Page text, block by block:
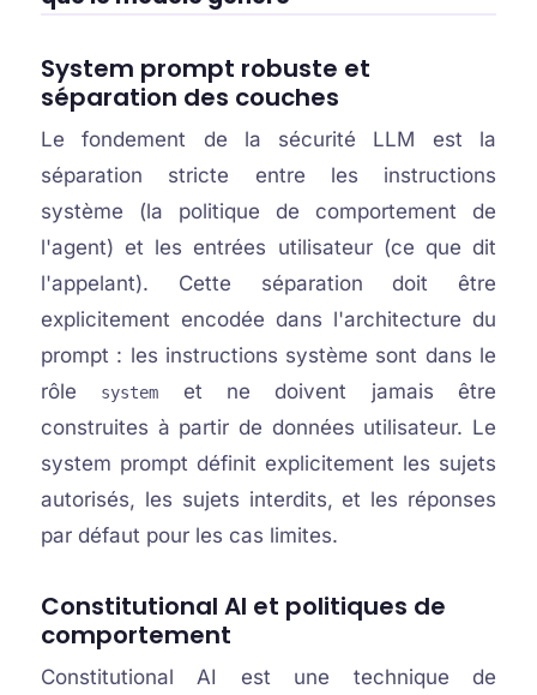
System prompt robuste et
séparation des couches
Le fondement de la sécurité LLM est la
séparation stricte entre les instructions
système (la politique de comportement de
l'agent) et les entrées utilisateur (ce que dit
l'appelant). Cette séparation doit être
explicitement encodée dans l'architecture du
prompt : les instructions système sont dans le
rôle
system
et ne doivent jamais être
construites à partir de données utilisateur. Le
system prompt définit explicitement les sujets
autorisés, les sujets interdits, et les réponses
par défaut pour les cas limites.
Constitutional AI et politiques de
comportement
Constitutional AI est une technique de